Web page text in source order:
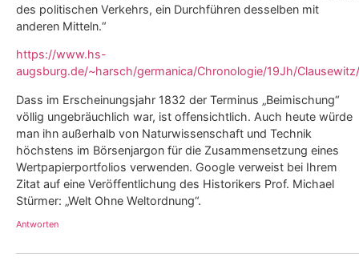
des politischen Verkehrs, ein Durchführen desselben mit
anderen Mitteln.“
https://www.hs-
augsburg.de/~harsch/germanica/Chronologie/19Jh/
Dass im Erscheinungsjahr 1832 der Terminus „Beimischung“
völlig ungebräuchlich war, ist offensichtlich. Auch heute würde
man ihn außerhalb von Naturwissenschaft und Technik
höchstens im Börsenjargon für die Zusammensetzung eines
Wertpapierportfolios verwenden. Google verweist bei Ihrem
Zitat auf eine Veröffentlichung des Historikers Prof. Michael
Stürmer: „Welt Ohne Weltordnung“.
Antworten